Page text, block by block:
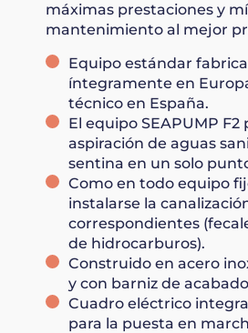
máximas prestaciones y
mantenimiento al mejor
Equipo estándar
íntegramente en
técnico en España.
El equipo SEAPUMP
aspiración de aguas
sentina en un solo
Como en todo equipo
instalarse la
correspondientes
de hidrocarburos).
Construido en acero
y con barniz de
Cuadro eléctrico
para la puesta en